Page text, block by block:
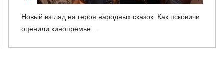
Новый взгляд на героя народных сказок. Как псковичи
оценили кинопремье...